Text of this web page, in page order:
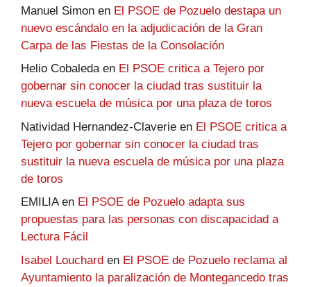
Manuel Simon en El PSOE de Pozuelo destapa un
nuevo escándalo en la adjudicación de la Gran
Carpa de las Fiestas de la Consolación
Helio Cobaledaen El PSOE critica a Tejero por
gobernar sin conocer la ciudad tras sustituir la
nueva escuela de música por una plaza de toros
Natividad Hernandez-Claverie en El PSOE critica a
Tejero por gobernar sin conocer la ciudad tras
sustituir la nueva escuela de música por una plaza
de toros
EMILIAen El PSOE de Pozuelo adapta sus
propuestas para las personas con discapacidad a
Lectura Fácil
Isabel Louchard en El PSOE de Pozuelo reclama al
Ayuntamiento la paralización de Montegancedo tras